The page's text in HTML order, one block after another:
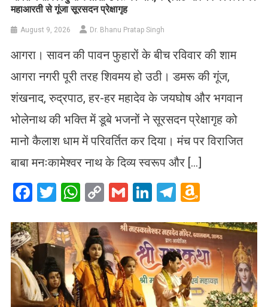
महाआरती से गूंजा सूरसदन प्रेक्षागृह
August 9, 2026 Dr. Bhanu Pratap Singh
आगरा। सावन की पावन फुहारों के बीच रविवार की शाम
आगरा नगरी पूरी तरह शिवमय हो उठी। डमरू की गूंज,
शंखनाद, रुद्रपाठ, हर-हर महादेव के जयघोष और भगवान
भोलेनाथ की भक्ति में डूबे भजनों ने सूरसदन प्रेक्षागृह को
मानो कैलाश धाम में परिवर्तित कर दिया। मंच पर विराजित
बाबा मनःकामेश्वर नाथ के दिव्य स्वरूप और […]
Facebook
Twitter
WhatsApp
CopyGmailLinkedIn
Telegram
List